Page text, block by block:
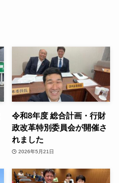
令和8年度 総合計画・行財
政改革特別委員会が開催さ
れました
2026年5月21日